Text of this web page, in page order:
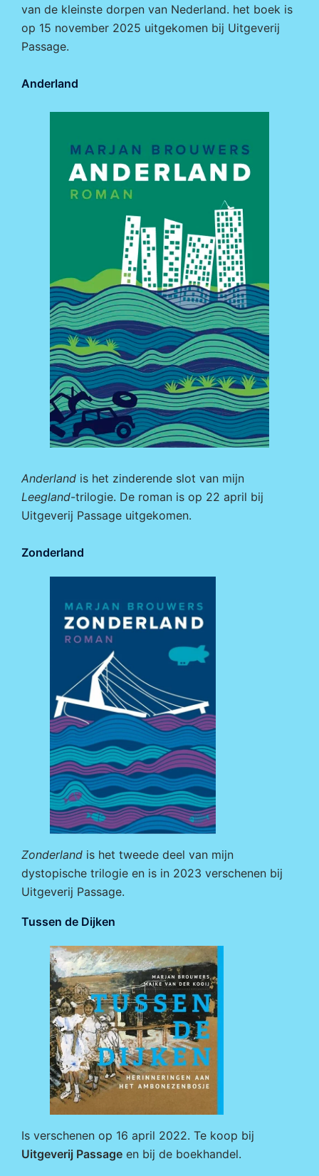
van de kleinste dorpen van Nederland. het boek is
op 15 november 2025 uitgekomen bij Uitgeverij
Passage.
Anderland
Anderland is het zinderende slot van mijn
Leegland-trilogie. De roman is op 22 april bij
Uitgeverij Passage uitgekomen.
Zonderland
Zonderland is het tweede deel van mijn
dystopische trilogie en is in 2023 verschenen bij
Uitgeverij Passage.
Tussen de Dijken
Is verschenen op 16 april 2022. Te koop bij
Uitgeverij Passage en bij de boekhandel.